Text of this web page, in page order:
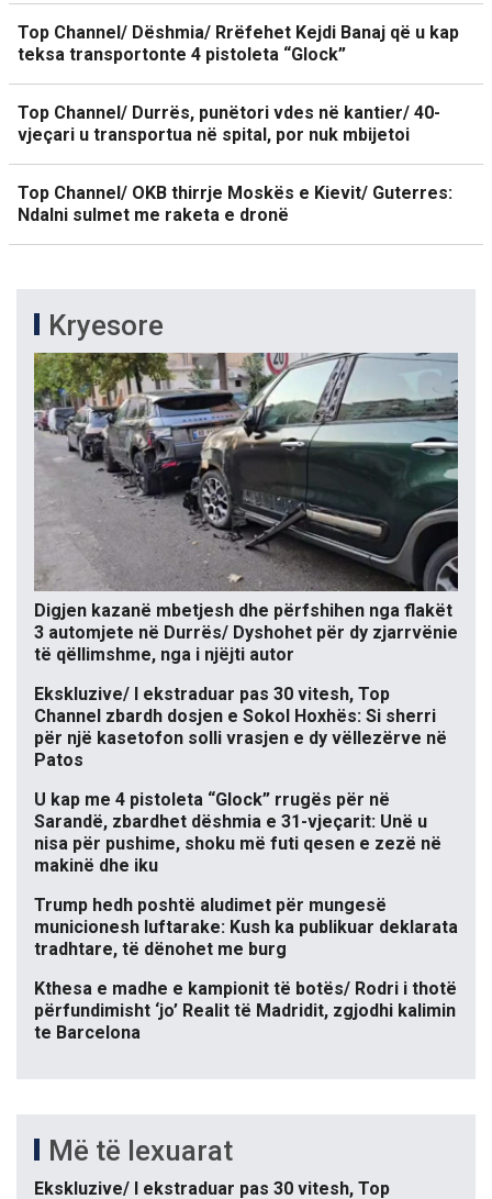
Top Channel/ Dëshmia/ Rrëfehet Kejdi Banaj që u kap
teksa transportonte 4 pistoleta “Glock”
Top Channel/ Durrës, punëtori vdes në kantier/ 40-
vjeçari u transportua në spital, por nuk mbijetoi
Top Channel/ OKB thirrje Moskës e Kievit/ Guterres:
Ndalni sulmet me raketa e dronë
Kryesore
Digjen kazanë mbetjesh dhe përfshihen nga flakët
3 automjete në Durrës/ Dyshohet për dy zjarrvënie
të qëllimshme, nga i njëjti autor
Ekskluzive/ I ekstraduar pas 30 vitesh, Top
Channel zbardh dosjen e Sokol Hoxhës: Si sherri
për një kasetofon solli vrasjen e dy vëllezërve në
Patos
U kap me 4 pistoleta “Glock” rrugës për në
Sarandë, zbardhet dëshmia e 31-vjeçarit: Unë u
nisa për pushime, shoku më futi qesen e zezë në
makinë dhe iku
Trump hedh poshtë aludimet për mungesë
municionesh luftarake: Kush ka publikuar deklarata
tradhtare, të dënohet me burg
Kthesa e madhe e kampionit të botës/ Rodri i thotë
përfundimisht ‘jo’ Realit të Madridit, zgjodhi kalimin
te Barcelona
Më të lexuarat
Ekskluzive/ I ekstraduar pas 30 vitesh, Top